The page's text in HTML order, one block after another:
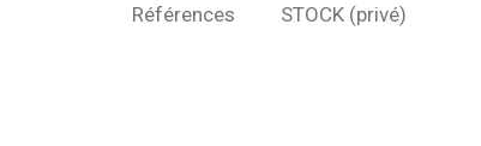
Références STOCK (privé)